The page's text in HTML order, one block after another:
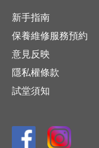
新手指南
保養維修服務預約
意見反映
隱私權條款
試堂須知